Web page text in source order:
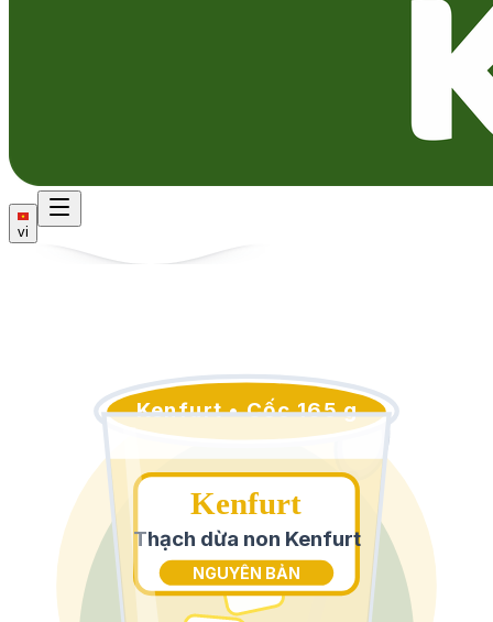
vi
Kenfurt • Cốc 165 g
Kenfurt
Thạch dừa non Kenfurt
NGUYÊN BẢN